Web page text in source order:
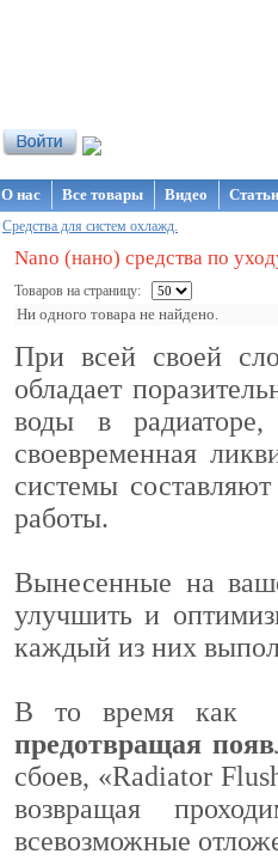
О нас Все товары Видео
Средства для систем охлажд.
Nano (нано) средства по
Товаров на страницу:
Ни одного товара не найдено.
При всей своей
обладает
воды в радиаторе,
своевременная
системы
работы.
Вынесенные на
улучшить и
каждый из них
В то время как
предотвращая
сбоев, «Radiator
возвращая
всевозможные